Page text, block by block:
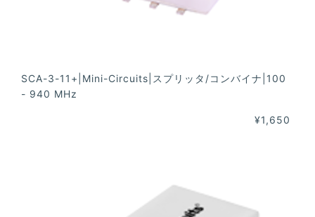
SCA-3-11+|Mini-Circuits|スプリッタ/コンバイナ|100
- 940 MHz
¥1,650